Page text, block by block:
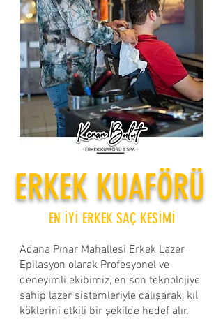
ERKEK KUAFÖRÜ
EN İYİ ERKEK SAÇ KESİMİ
Adana Pınar Mahallesi Erkek Lazer
Epilasyon olarak Profesyonel ve
deneyimli ekibimiz, en son teknolojiye
sahip lazer sistemleriyle çalışarak, kıl
köklerini etkili bir şekilde hedef alır.